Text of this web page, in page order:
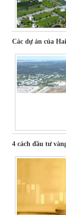
Các dự án của
4 cách đầu tư